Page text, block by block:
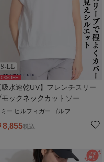
%OFF
吸水速乾UV】フレンチスリー
モックネックカットソー
ミー ヒルフィガー ゴルフ
8,855税込